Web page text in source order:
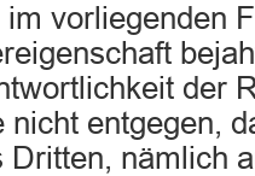
im vorliegenden
der
nicht entgegen,
Dritten, nämlich